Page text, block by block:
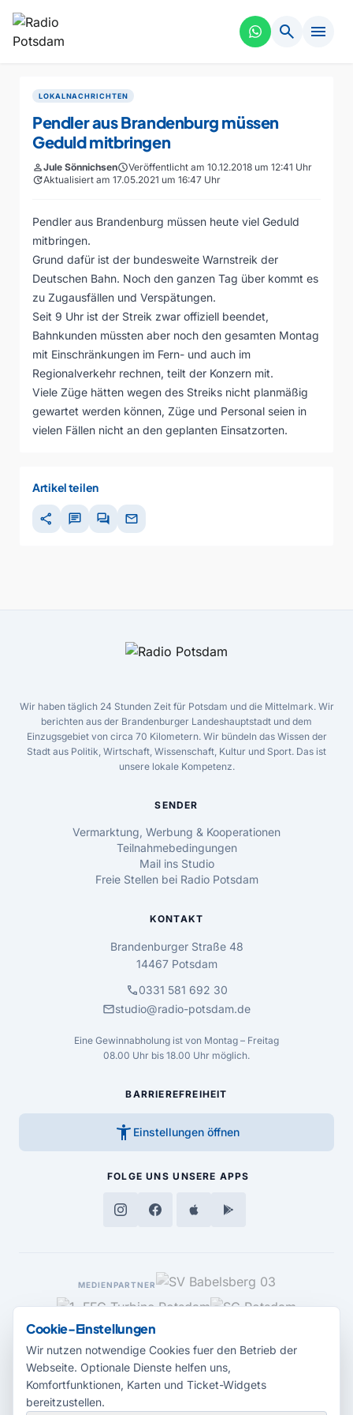
search menu
LOKALNACHRICHTEN
Pendler aus Brandenburg müssen
Geduld mitbringen
personJule SönnichsenscheduleVeröffentlicht am 10.12.2018 um 12:41 Uhr
updateAktualisiert am 17.05.2021 um 16:47 Uhr
Pendler aus Brandenburg müssen heute viel Geduld
mitbringen.
Grund dafür ist der bundesweite Warnstreik der
Deutschen Bahn. Noch den ganzen Tag über kommt es
zu Zugausfällen und Verspätungen.
Seit 9 Uhr ist der Streik zwar offiziell beendet,
Bahnkunden müssten aber noch den gesamten Montag
mit Einschränkungen im Fern- und auch im
Regionalverkehr rechnen, teilt der Konzern mit.
Viele Züge hätten wegen des Streiks nicht planmäßig
gewartet werden können, Züge und Personal seien in
vielen Fällen nicht an den geplanten Einsatzorten.
Artikel teilen
share chat forum mail
Wir haben täglich 24 Stunden Zeit für Potsdam und die Mittelmark. Wir
berichten aus der Brandenburger Landeshauptstadt und dem
Einzugsgebiet von circa 70 Kilometern. Wir bündeln das Wissen der
Stadt aus Politik, Wirtschaft, Wissenschaft, Kultur und Sport. Das ist
unsere lokale Kompetenz.
SENDER
Vermarktung, Werbung & Kooperationen
Teilnahmebedingungen
Mail ins Studio
Freie Stellen bei Radio Potsdam
KONTAKT
Brandenburger Straße 48
14467 Potsdam
call0331 581 692 30
mailstudio@radio-potsdam.de
Eine Gewinnabholung ist von Montag – Freitag
08.00 Uhr bis 18.00 Uhr möglich.
BARRIEREFREIHEIT
accessibility_new Einstellungen öffnen
FOLGE UNS UNSERE APPS
MEDIENPARTNER
Cookie-Einstellungen
Wir nutzen notwendige Cookies fuer den Betrieb der
Webseite. Optionale Dienste helfen uns,
Komfortfunktionen, Karten und Ticket-Widgets
bereitzustellen.